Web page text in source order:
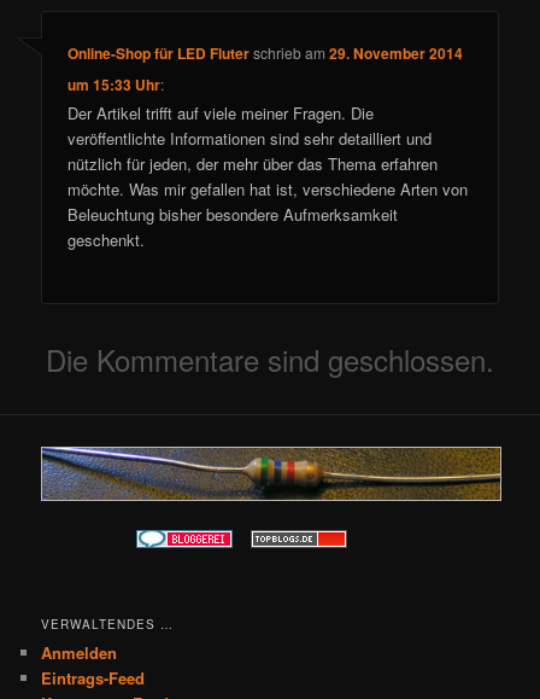
Online-Shop für LED Fluterschriebam29. November 2014
um 15:33 Uhr:
Der Artikel trifft auf viele meiner Fragen. Die
veröffentlichte Informationen sind sehr detailliert und
nützlich für jeden, der mehr über das Thema erfahren
möchte. Was mir gefallen hat ist, verschiedene Arten von
Beleuchtung bisher besondere Aufmerksamkeit
geschenkt.
Die Kommentare sind geschlossen.
VERWALTENDES …
Anmelden
Eintrags-Feed